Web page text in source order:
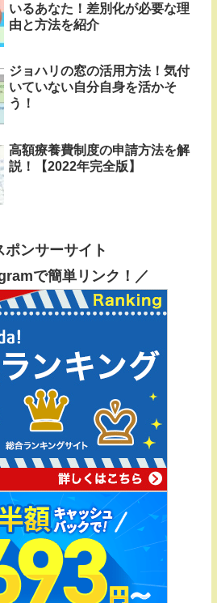
いるあなた！差別化が必要な理
由と方法を紹介
ジョハリの窓の活用方法！気付
いていない自分自身を活かそ
う！
高額療養費制度の申請方法を解
説！【2022年完全版】
ポンサーサイト
で簡単リンク！／